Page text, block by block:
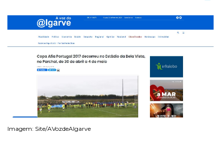
Imagem: Site/AVozdeAlgarve